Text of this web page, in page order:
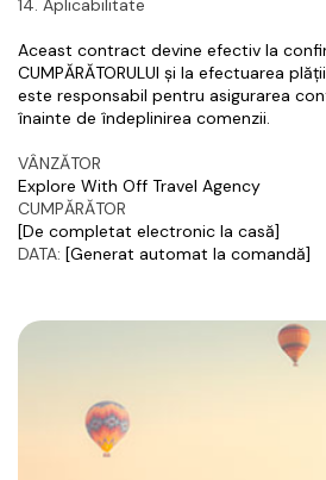
14. Aplicabilitate
Aceast contract devine efectiv la
CUMPĂRĂTORULUI și la efectuarea
este responsabil pentru asigurarea
înainte de îndeplinirea comenzii.
VÂNZĂTOR
Explore With Off Travel Agency
CUMPĂRĂTOR
[De completat electronic la casă]
DATA: [Generat automat la comandă]